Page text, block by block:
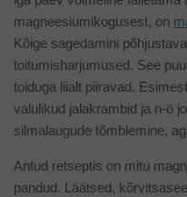
magneesiumikogusest, on
Kõige sagedamini
toitumisharjumused. See
toiduga liialt piiravad.
valulikud jalakrambid ja n-ö
silmalaugude tõmblemine,
Antud retseptis on mitu
pandud. Läätsed,